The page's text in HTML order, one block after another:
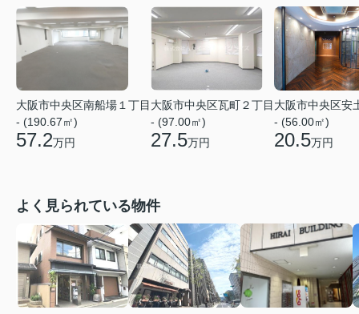
大阪市中央区南船場１丁目
- (190.67㎡)
57.2万円
大阪市中央区瓦町２丁目
- (97.00㎡)
27.5万円
大阪市中央区安
- (56.00㎡)
20.5万円
よく見られている物件